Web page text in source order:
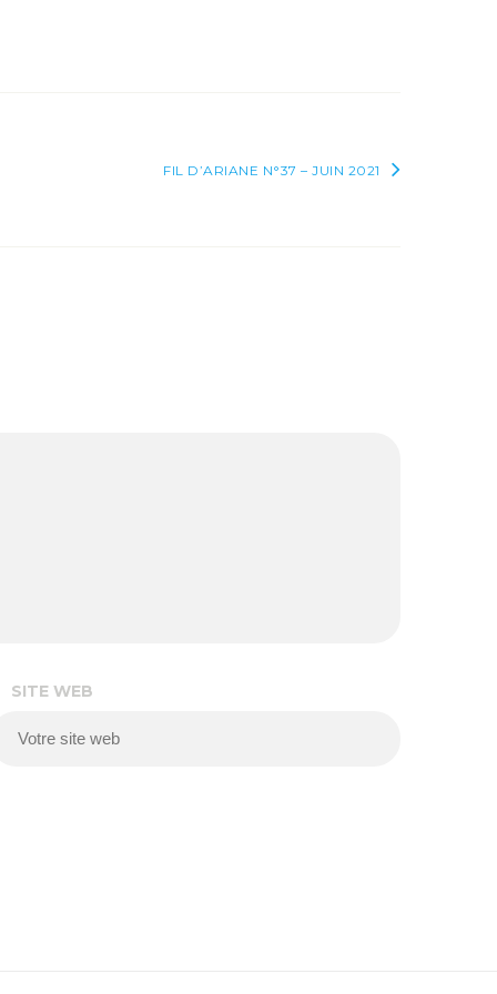
FIL D’ARIANE N°37 – JUIN 2021
SITE WEB